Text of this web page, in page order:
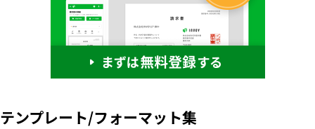
テンプレート/フォーマット集